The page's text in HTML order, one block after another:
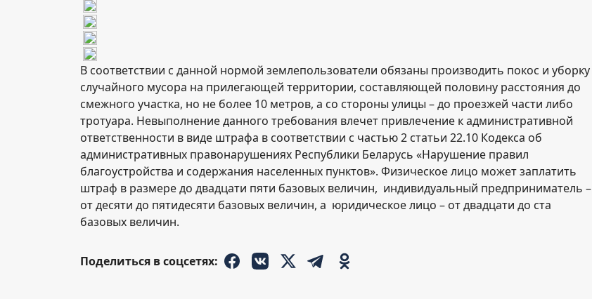
В соответствии с данной нормой землепользователи обязаны производить покос и уборку
случайного мусора на прилегающей территории, составляющей половину расстояния до
смежного участка, но не более 10 метров, а со стороны улицы – до проезжей части либо
тротуара. Невыполнение данного требования влечет привлечение к административной
ответственности в виде штрафа в соответствии с частью 2 статьи 22.10 Кодекса об
административных правонарушениях Республики Беларусь «Нарушение правил
благоустройства и содержания населенных пунктов». Физическое лицо может заплатить
штраф в размере до двадцати пяти базовых величин, индивидуальный предприниматель –
от десяти до пятидесяти базовых величин, а юридическое лицо – от двадцати до ста
базовых величин.
Поделиться в соцсетях: